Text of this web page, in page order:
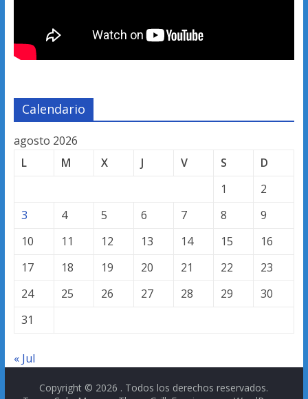
Calendario
agosto 2026
L
M X J V S
D
1
2
3
4 5 6 7 8
9
10
11 12 13 14 15
16
17
18 19 20 21 22
23
24
25 26 27 28 29
30
31
« Jul
Copyright © 2026 . Todos los derechos reservados.